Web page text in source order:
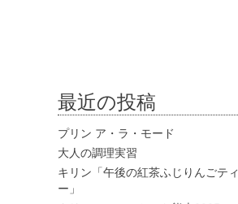
最近の投稿
プリン ア・ラ・モード
大人の調理実習
キリン「午後の紅茶ふじりんごティ
ー」